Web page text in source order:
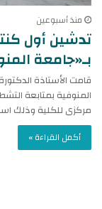
منذ أسبوعين
تدشين أول
بـ«جامعة
قامت الأستاذة
المنوفية بمتابعة
مركزى للكلية وذلك
أكمل القراءة »